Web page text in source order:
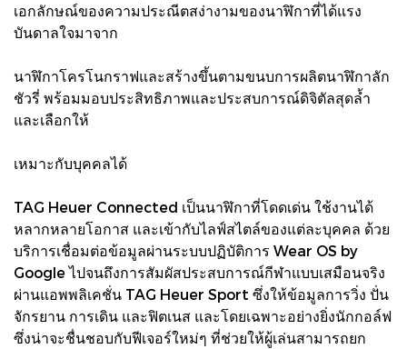
เอกลักษณ์ของความประณีตสง่างามของนาฬิกาที่ได้แรง
บันดาลใจมาจาก
นาฬิกาโครโนกราฟและสร้างขึ้นตามขนบการผลิตนาฬิกาลัก
ชัวรี่ พร้อมมอบประสิทธิภาพและประสบการณ์ดิจิตัลสุดล้ำ
และเลือกให้
เหมาะกับบุคคลได้
TAG Heuer Connected เป็นนาฬิกาที่โดดเด่น ใช้งานได้
หลากหลายโอกาส และเข้ากับไลฟ์สไตล์ของแต่ละบุคคล ด้วย
บริการเชื่อมต่อข้อมูลผ่านระบบปฏิบัติการ Wear OS by
Google ไปจนถึงการสัมผัสประสบการณ์กีฬาแบบเสมือนจริง
ผ่านแอพพลิเคชั่น TAG Heuer Sport ซึ่งให้ข้อมูลการวิ่ง ปั่น
จักรยาน การเดิน และฟิตเนส และโดยเฉพาะอย่างยิ่งนักกอล์ฟ
ซึ่งน่าจะชื่นชอบกับฟีเจอร์ใหม่ๆ ที่ช่วยให้ผู้เล่นสามารถยก